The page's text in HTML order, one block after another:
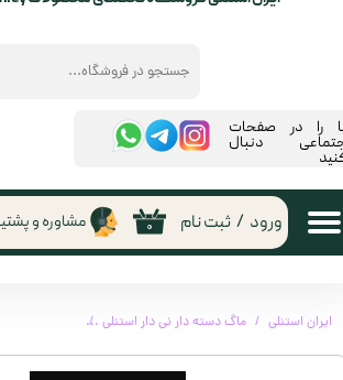
۰ ورود / ثبت نام مشاوره و
را در صفحات
دنبال
ایران استنلی ماگ دسته دار نی دار استنلی